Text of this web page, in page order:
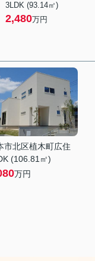
3LDK (93.14㎡)
2,480万円
市北区植木町広住
(106.81㎡)
万円